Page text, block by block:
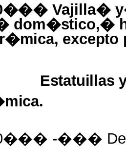
Vajilla�
dom�stico,�
excepto
Estatuillas
-��� De